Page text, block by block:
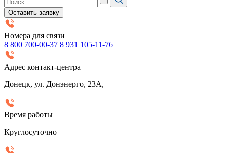
Оставить заявку
Номера для связи
8 800 700-00-37 8 931 105-11-76
Адрес контакт-центра
Донецк, ул. Донэнерго, 23А,
Время работы
Круглосуточно